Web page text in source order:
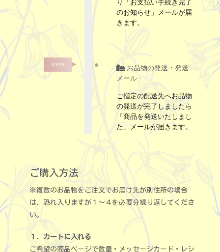
り「お支払い手続き完了
のお知らせ」メールが届
きます。
STEP.8
お品物の発送・発送
メール
ご指定の配送先へお品物
の発送が完了しましたら
「商品を発送いたしまし
た」メールが届きます。
ご購入方法
※複数のお品物をご注文でお届け先が別住所の場合
は、恐れ入りますが１～４を必要分繰り返してくださ
い。
１．カートに入れる
ご希望の商品ページで数量・メッセージカード・レシ